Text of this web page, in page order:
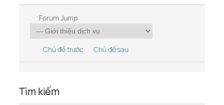
Forum Jump:
Chủ đề trước Chủ đề sau
Tìm kiếm